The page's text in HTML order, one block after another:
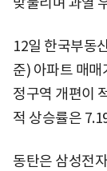
12일 한국부동
준) 아파트 매
정구역 개편이
적 상승률은
동탄은 삼성전